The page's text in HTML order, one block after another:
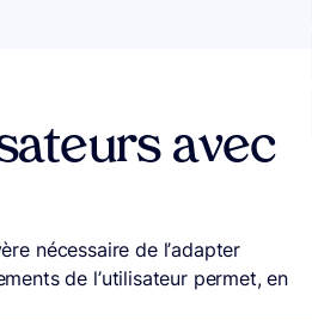
avec
nécessaire de l’adapter
de l’utilisateur permet, en